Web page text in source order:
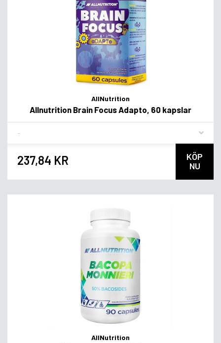
AllNutrition
Allnutrition Brain Focus Adapto, 60 kapslar
237,84 KR
KÖP
NU
AllNutrition